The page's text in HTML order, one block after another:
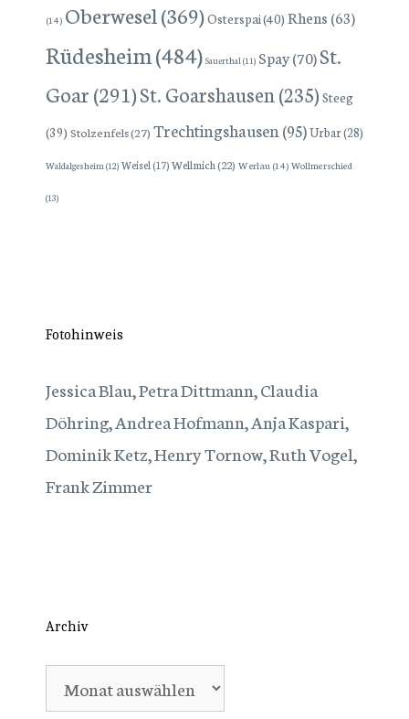
(14) Oberwesel(369)Osterspai(40) Rhens (63)
Rüdesheim(484) Sauerthal(11) Spay(70)St.
Goar(291)St. Goarshausen(235) Steeg
(39) Stolzenfels(27) Trechtingshausen(95)Urbar(28)
Waldalgesheim(12) Weisel (17)Wellmich (22) Werlau (14) Wollmerschied
(13)
Fotohinweis
Jessica Blau, Petra Dittmann, Claudia
Döhring, Andrea Hofmann, Anja Kaspari,
Dominik Ketz, Henry Tornow, Ruth Vogel,
Frank Zimmer
Archiv
Archiv